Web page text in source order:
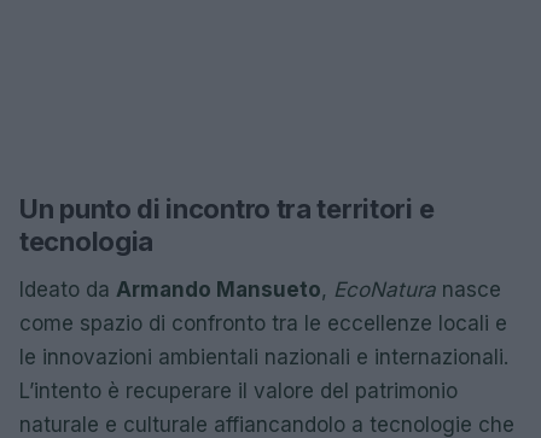
Un punto di incontro tra territori e
tecnologia
Ideato da Armando Mansueto, EcoNatura nasce
come spazio di confronto tra le eccellenze locali e
le innovazioni ambientali nazionali e internazionali.
L’intento è recuperare il valore del patrimonio
naturale e culturale affiancandolo a tecnologie che